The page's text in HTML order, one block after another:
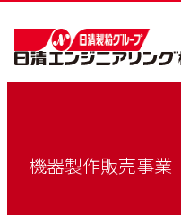
機器製作販売事業